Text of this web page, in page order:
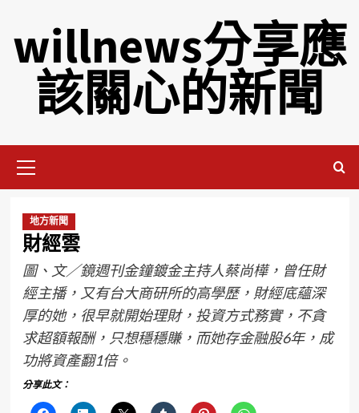
willnews分享應
該關心的新聞
地方新聞
財經雲
圖、文／鏡週刊金鐘鍍金主持人蔡尚樺，曾任財
經主播，又有台大商研所的高學歷，財經底蘊深
厚的她，很早就開始理財，投資方式務實，不貪
求超額報酬，只想穩穩賺，而她存金融股6年，成
功將資產翻1倍。
分享此文：